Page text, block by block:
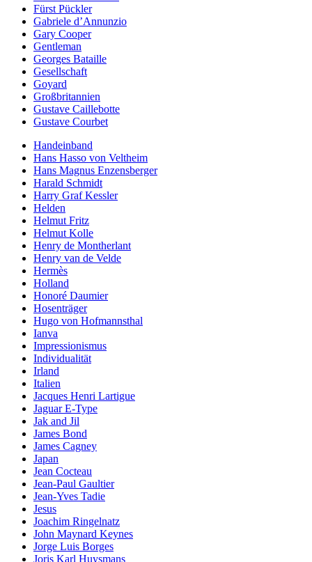
Fürst Pückler
Gabriele d’Annunzio
Gary Cooper
Gentleman
Georges Bataille
Gesellschaft
Goyard
Großbritannien
Gustave Caillebotte
Gustave Courbet
Handeinband
Hans Hasso von Veltheim
Hans Magnus Enzensberger
Harald Schmidt
Harry Graf Kessler
Helden
Helmut Fritz
Helmut Kolle
Henry de Montherlant
Henry van de Velde
Hermès
Holland
Honoré Daumier
Hosenträger
Hugo von Hofmannsthal
Ianva
Impressionismus
Individualität
Irland
Italien
Jacques Henri Lartigue
Jaguar E-Type
Jak and Jil
James Bond
James Cagney
Japan
Jean Cocteau
Jean-Paul Gaultier
Jean-Yves Tadie
Jesus
Joachim Ringelnatz
John Maynard Keynes
Jorge Luis Borges
Joris Karl Huysmans